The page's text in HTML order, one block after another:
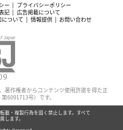
ー
プライバシーポリシー
記
広告掲載について
について 情報提供 お問い合わせ
著作権者からコンテンツ使用許諾を得た正
6091713号）です。
載・複製行為を固く禁止します。すべて
します。